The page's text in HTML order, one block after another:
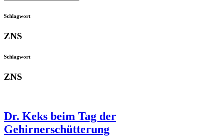
Schlagwort
ZNS
Schlagwort
ZNS
Dr. Keks beim Tag der
Gehirnerschütterung